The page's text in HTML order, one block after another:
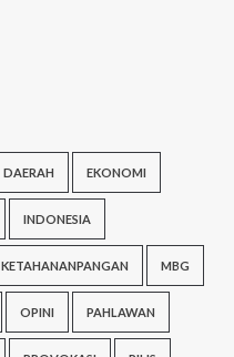
DAERAH EKONOMI
INDONESIA
KETAHANANPANGAN MBG
OPINI PAHLAWAN